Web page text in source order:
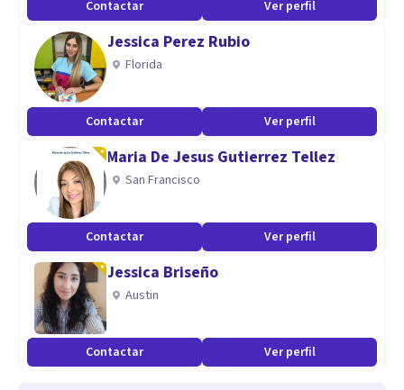
Contactar Ver perfil
Jessica Perez Rubio
Florida
Contactar Ver perfil
Maria De Jesus Gutierrez Tellez
San Francisco
Contactar Ver perfil
Jessica Briseño
Austin
Contactar Ver perfil